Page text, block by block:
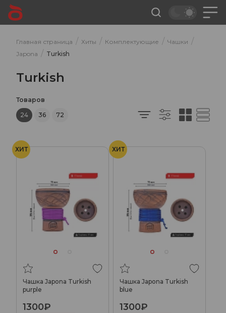
Главная страница / Хиты / Комплектующие / Чашки /
Japona / Turkish
Turkish
Товаров
24
36 72
ХИТ
Чашка Japona Turkish
purple
1300₽
ХИТ
Чашка Japona Turkish
blue
1300₽